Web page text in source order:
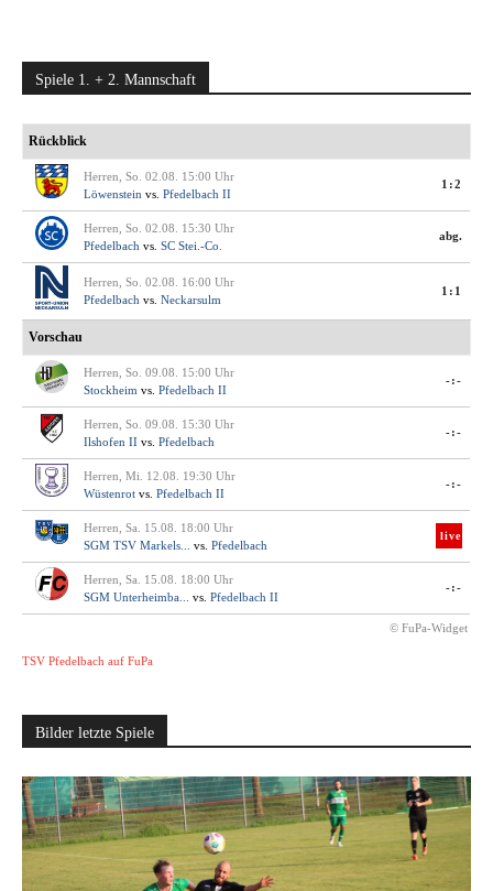
Spiele 1. + 2. Mannschaft
Rückblick
Herren, So. 02.08. 15:00 Uhr
Löwenstein vs. Pfedelbach II
1:2
Herren, So. 02.08. 15:30 Uhr
Pfedelbach vs. SC Stei.-Co.
abg.
Herren, So. 02.08. 16:00 Uhr
Pfedelbach vs. Neckarsulm
1:1
Vorschau
Herren, So. 09.08. 15:00 Uhr
Stockheim vs. Pfedelbach II
-:-
Herren, So. 09.08. 15:30 Uhr
Ilshofen II vs. Pfedelbach
-:-
Herren, Mi. 12.08. 19:30 Uhr
Wüstenrot vs. Pfedelbach II
-:-
Herren, Sa. 15.08. 18:00 Uhr
SGM TSV Markels...
vs. Pfedelbach
live
Herren, Sa. 15.08. 18:00 Uhr
SGM Unterheimba...
vs. Pfedelbach II
-:-
© FuPa-Widget
TSV Pfedelbach auf FuPa
Bilder letzte Spiele